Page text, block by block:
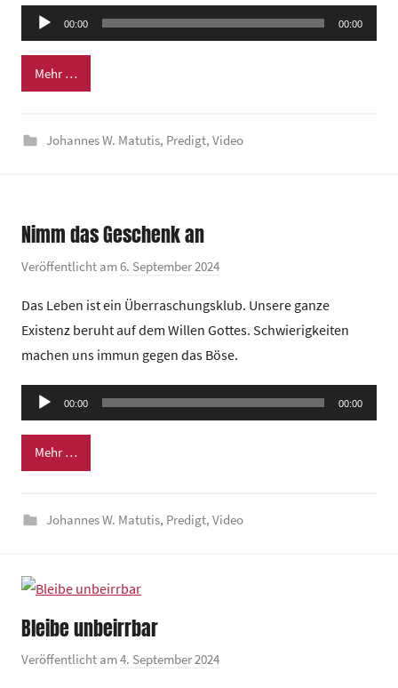
e
m
e
m
Audio-
Player
00:00 00:00
Mehr …
Johannes W. Matutis, Predigt, Video
Nimm das Geschenk an
Veröffentlicht am6. September 2024
n
G
e
m
e
z
Das Leben ist ein Überraschungsklub. Unsere ganze
Existenz beruht auf dem Willen Gottes. Schwierigkeiten
machen uns immun gegen das Böse.
Audio-
Player
00:00 00:00
Mehr …
Johannes W. Matutis, Predigt, Video
Bleibe unbeirrbar
Veröffentlicht am4. September 2024